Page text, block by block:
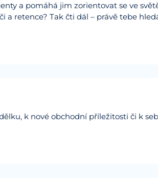
a pomáhá jim zorientovat se ve
retence? Tak čti dál – právě tebe
k nové obchodní příležitosti či k